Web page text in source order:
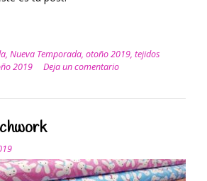
, Nueva Temporada, otoño 2019, tejidos
2019 Deja un comentario